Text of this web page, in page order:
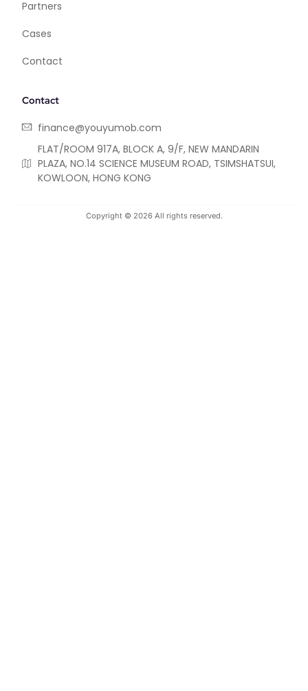
Partners
Cases
Contact
Contact
finance@youyumob.com
FLAT/ROOM 917A, BLOCK A, 9/F, NEW MANDARIN
PLAZA, NO.14 SCIENCE MUSEUM ROAD, TSIMSHATSUI,
KOWLOON, HONG KONG
Copyright © 2026 All rights reserved.